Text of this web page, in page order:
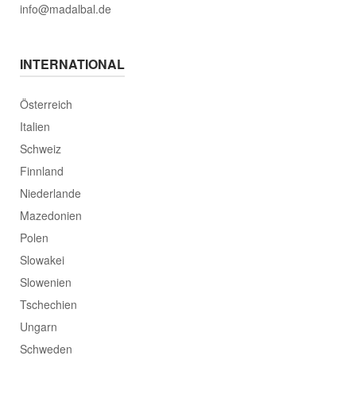
info@madalbal.de
INTERNATIONAL
Österreich
Italien
Schweiz
Finnland
Niederlande
Mazedonien
Polen
Slowakei
Slowenien
Tschechien
Ungarn
Schweden